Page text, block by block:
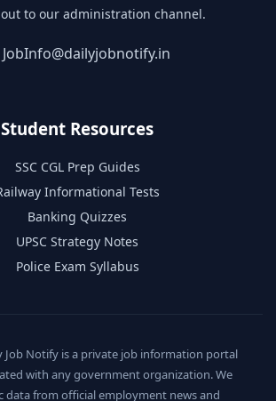
to our administration channel.
JobInfo@dailyjobnotify.in
Student Resources
SSC CGL Prep Guides
Informational Tests
Banking Quizzes
UPSC Strategy Notes
Police Exam Syllabus
Job Notify is a private job information portal
with any government organization. We
data from official employment news and